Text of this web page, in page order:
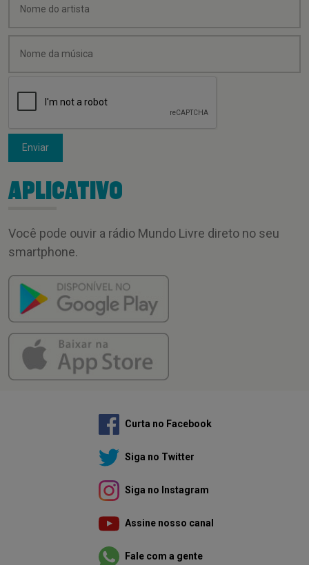
Enviar
APLICATIVO
Você pode ouvir a rádio Mundo Livre direto no seu
smartphone.
Curta no Facebook
Siga no Twitter
Siga no Instagram
Assine nosso canal
Fale com a gente